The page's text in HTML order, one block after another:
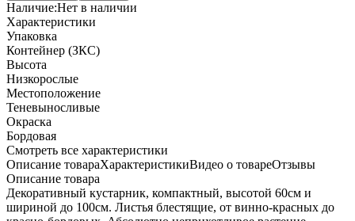
Наличие:Нет в наличии
Характеристики
Упаковка
Контейнер (ЗКС)
Высота
Низкорослые
Местоположение
Теневыносливые
Окраска
Бордовая
Cмотреть все характеристики
Описание товараХарактеристикиВидео о товареОтзывы
Описание товара
Декоративный кустарник, компактный, высотой 60см и
шириной до 100см. Листья блестящие, от винно-красных до